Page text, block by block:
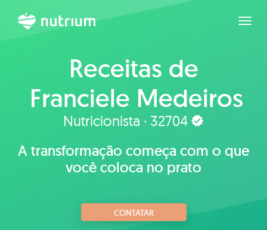
Receitas de
Franciele Medeiros
Nutricionista · 32704
A transformação começa com o que
você coloca no prato
CONTATAR